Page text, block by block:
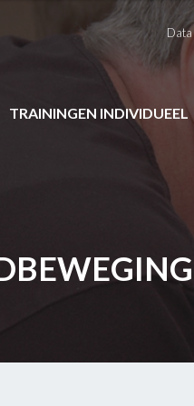
Data
TRAININGEN INDIVIDUEEL